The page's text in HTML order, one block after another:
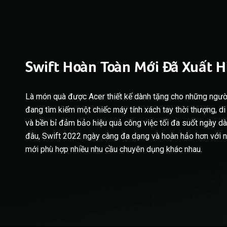
Swift Hoàn Toàn Mới Đã Xuất
Là món quà được Acer thiết kế dành tặng cho những
đang tìm kiếm một chiếc máy tính xách tay thời thượng,
và bền bỉ đảm bảo hiệu quả công việc tối đa suốt ngày
đâu, Swift 2022 ngày càng đa dạng và hoàn hảo hơn với
mới phù hợp nhiều nhu cầu chuyên dụng khác nhau.